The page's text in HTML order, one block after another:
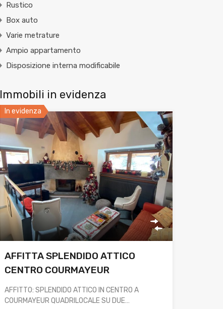
Rustico
Box auto
Varie metrature
Ampio appartamento
Disposizione interna modificabile
Immobili in evidenza
In evidenza
AFFITTA SPLENDIDO ATTICO
CENTRO COURMAYEUR
AFFITTO: SPLENDIDO ATTICO IN CENTRO A
COURMAYEUR QUADRILOCALE SU DUE…